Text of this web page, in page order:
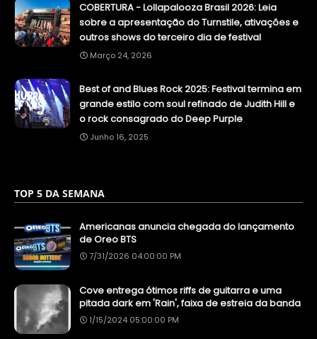
COBERTURA - Lollapalooza Brasil 2026: Leia
sobre a apresentação do Turnstile, ativações e
outros shows do terceiro dia de festival
Março 24, 2026
Best of and Blues Rock 2025: Festival termina em
grande estilo com soul refinado de Judith Hill e
o rock consagrado do Deep Purple
Junho 16, 2025
TOP 5 DA SEMANA
Americanas anuncia chegada do lançamento
de Oreo BTS
7/31/2026 04:00:00 PM
Cove entrega ótimos riffs de guitarra e uma
pitada dark em 'Rain', faixa de estreia da banda
1/15/2024 05:00:00 PM